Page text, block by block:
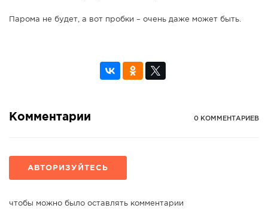
Парома не будет, а вот пробки – очень даже может быть.
Комментарии 0 КОММЕНТАРИЕВ
АВТОРИЗУЙТЕСЬ
чтобы можно было оставлять комментарии